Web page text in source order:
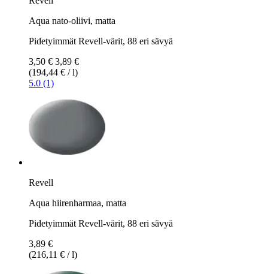
Aqua nato-oliivi, matta
Pidetyimmät Revell-värit, 88 eri sävyä
3,50 € 3,89 €
(194,44 € / l)
5.0 (1)
Revell
Aqua hiirenharmaa, matta
Pidetyimmät Revell-värit, 88 eri sävyä
3,89 €
(216,11 € / l)